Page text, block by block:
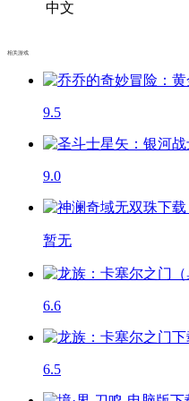
中文
相关游戏
9.5
9.0
暂无
6.6
6.5